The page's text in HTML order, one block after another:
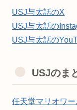
USJ与太話のX
USJ与太話の
USJ与太話の
USJのま
任天堂マリオワ